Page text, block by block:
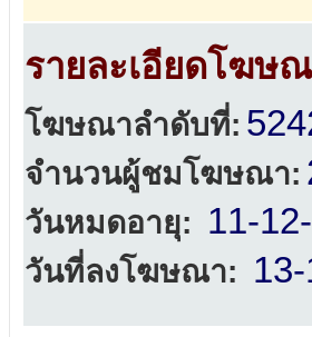
รายละเอียดโฆษ
โฆษณาลำดับที่:
จำนวนผู้ชมโฆษณา:
วันหมดอายุ: 11-
วันที่ลงโฆษณา: